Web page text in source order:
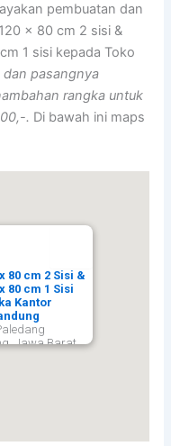
pembuatan dan
x 80 cm 2 sisi &
1 sisi kepada Toko
dan pasangnya
rangka untuk
. Di bawah ini maps
80 cm 2 Sisi &
80 cm 1 Sisi
Kantor
Jawa Barat